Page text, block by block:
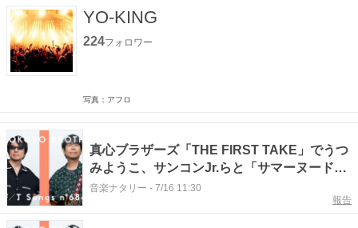
YO-KING
224フォロワー
写真：アフロ
真心ブラザーズ「THE FIRST TAKE」でうつ
みようこ、サンコンJr.らと「サマーヌード」
披露
音楽ナタリー - 7/16 11:30
報告